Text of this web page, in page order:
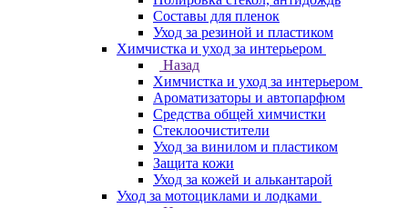
Составы для пленок
Уход за резиной и пластиком
Химчистка и уход за интерьером
Назад
Химчистка и уход за интерьером
Ароматизаторы и автопарфюм
Средства общей химчистки
Стеклоочистители
Уход за винилом и пластиком
Защита кожи
Уход за кожей и алькантарой
Уход за мотоциклами и лодками